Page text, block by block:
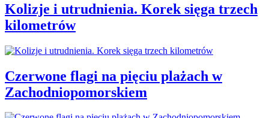
Kolizje i utrudnienia. Korek sięga trzech
kilometrów
Czerwone flagi na pięciu plażach w
Zachodniopomorskiem